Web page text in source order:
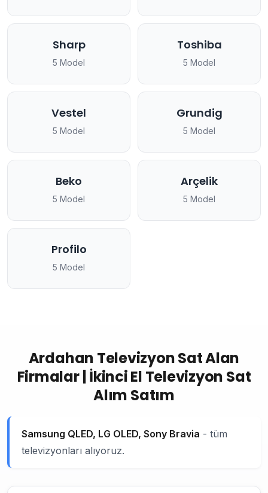
Sharp
5 Model
Toshiba
5 Model
Vestel
5 Model
Grundig
5 Model
Beko
5 Model
Arçelik
5 Model
Profilo
5 Model
Ardahan Televizyon Sat Alan
Firmalar | İkinci El Televizyon Sat
Alım Satım
Samsung QLED, LG OLED, Sony Bravia - tüm
televizyonları alıyoruz.